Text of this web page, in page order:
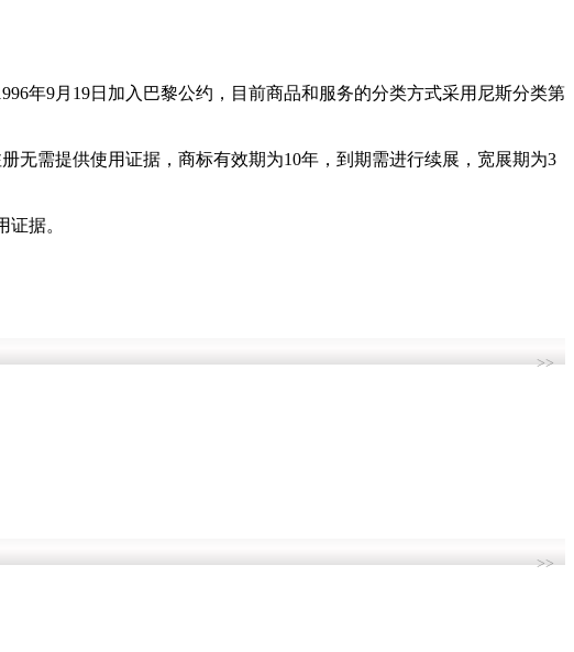
年9月19日加入巴黎公约，目前商品和服务的分类方式采用尼斯分类第
无需提供使用证据，商标有效期为10年，到期需进行续展，宽展期为3
据。
>>
>>